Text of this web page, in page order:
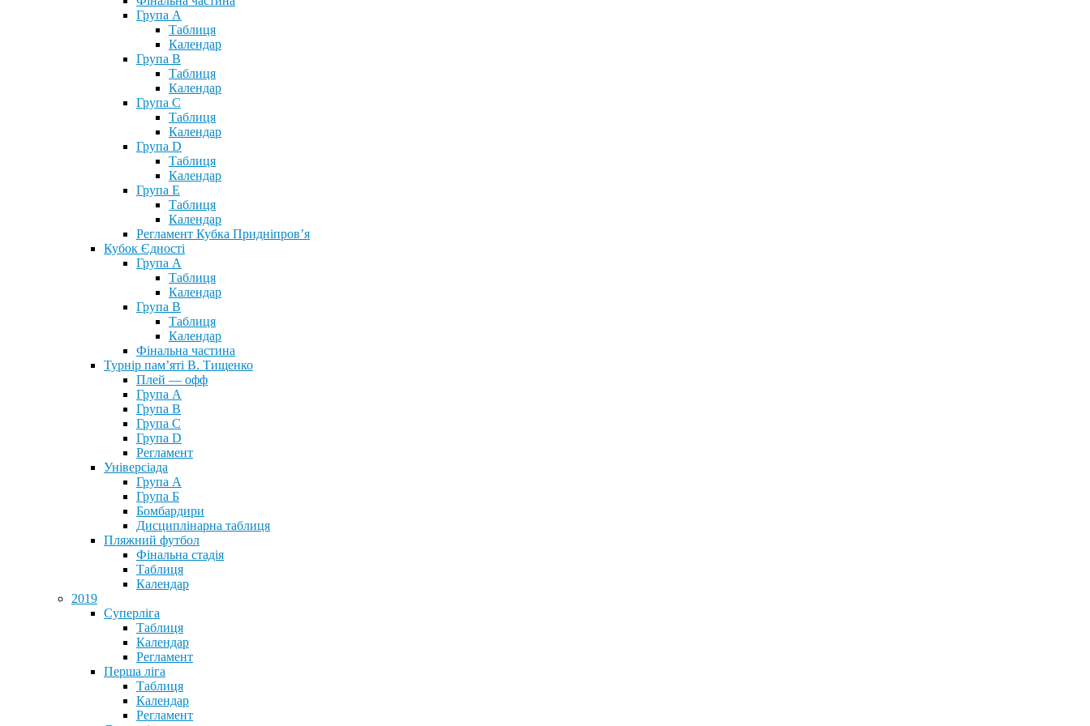
Група А
Таблиця
Календар
Група В
Таблиця
Календар
Група С
Таблиця
Календар
Група D
Таблиця
Календар
Група Е
Таблиця
Календар
Регламент Кубка Придніпров’я
Кубок Єдності
Група А
Таблиця
Календар
Група В
Таблиця
Календар
Фінальна частина
Турнір пам’яті В. Тищенко
Плей — офф
Група А
Група B
Група С
Група D
Регламент
Універсіада
Група А
Група Б
Бомбардири
Дисциплінарна таблиця
Пляжний футбол
Фінальна стадія
Таблиця
Календар
2019
Суперліга
Таблиця
Календар
Регламент
Перша ліга
Таблиця
Календар
Регламент